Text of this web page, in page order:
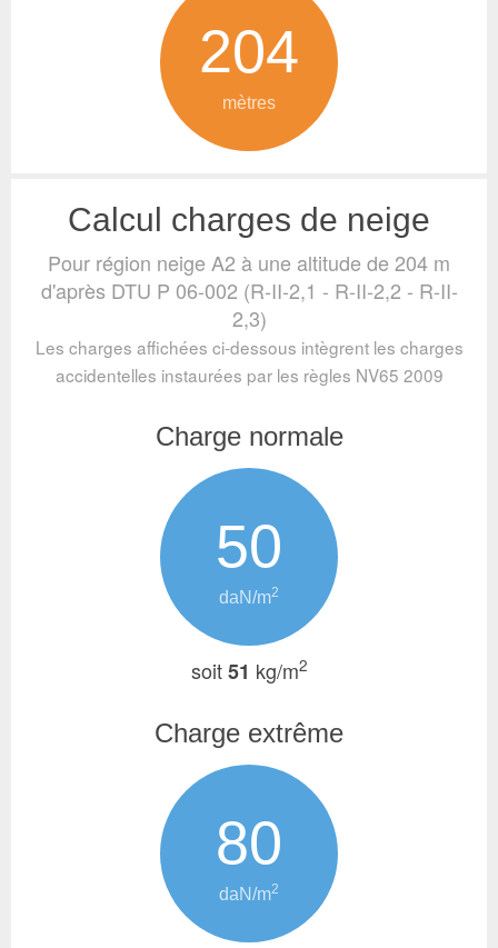
204
mètres
Calcul charges de neige
Pour région neige A2 à une altitude de 204 m
d'après DTU P 06-002 (R-II-2,1 - R-II-2,2 - R-II-
2,3)
Les charges affichées ci-dessous intègrent les charges
accidentelles instaurées par les règles NV65 2009
Charge normale
50
daN/m2
soit51 kg/m2
Charge extrême
80
daN/m2